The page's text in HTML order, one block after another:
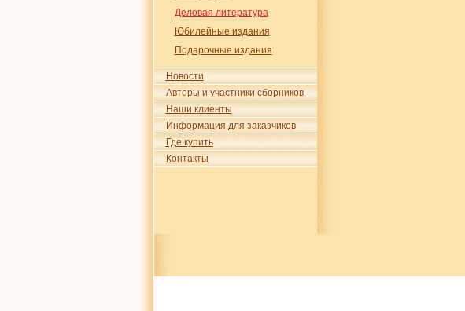
Деловая литература
Юбилейные издания
Подарочные издания
Новости
Авторы и участники сборников
Наши клиенты
Информация для заказчиков
Где купить
Контакты